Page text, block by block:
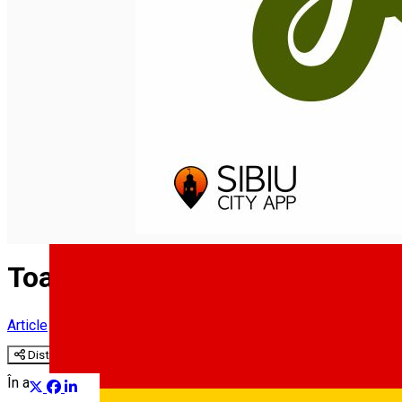
Toamna aceasta, fii liber în
Article
Distribuie
În acest weekend (30 septembrie - 2 octombrie) are loc a III-a